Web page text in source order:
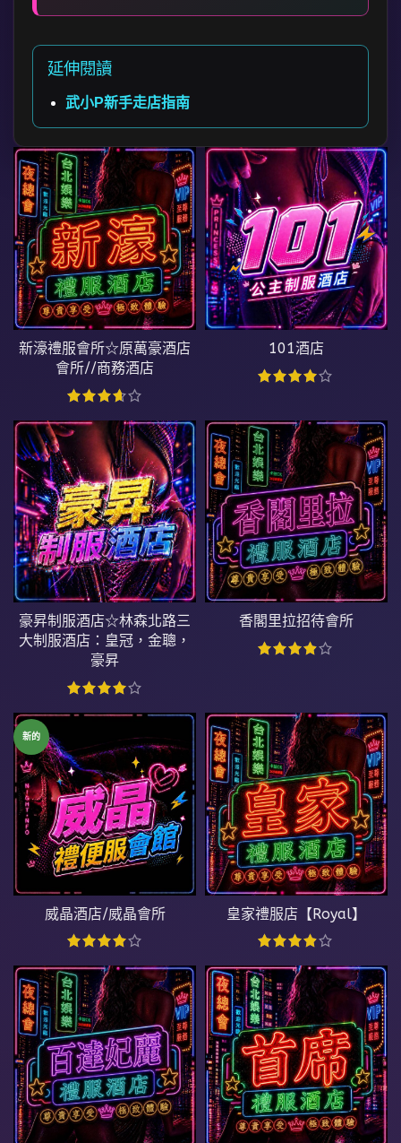
延伸閱讀
武小P新手走店指南
新濠禮服會所☆原萬豪酒店
會所//商務酒店
101酒店
豪昇制服酒店☆林森北路三
大制服酒店：皇冠，金聰，
豪昇
香閣里拉招待會所
新的
威晶酒店/威晶會所 皇家禮服店【Royal】